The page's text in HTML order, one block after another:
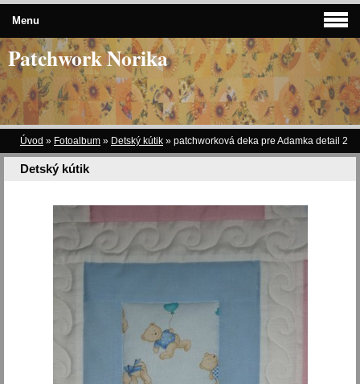
Patchwork Norika
Úvod » Fotoalbum » Detský kútik » patchworková deka pre Adamka detail 2
Detský kútik
Menu